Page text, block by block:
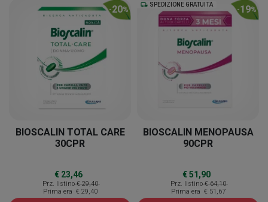
-20%
BIOSCALIN TOTAL CARE
30CPR
€ 23,46
Prz. listino € 29,40
Prima era € 29,40
local_shipping SPEDIZIONE GRATUITA
-19%
BIOSCALIN MENOPAUSA
90CPR
€ 51,90
Prz. listino € 64,10
Prima era € 51,67